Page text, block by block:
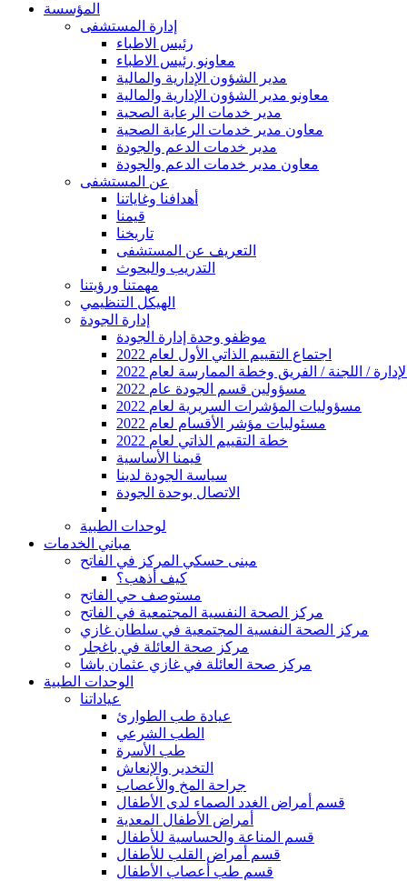
المؤسسة
إدارة المستشفى
رئيس الاطباء
معاونو رئيس الاطباء
مدير الشؤون الإدارية والمالية
معاونو مدير الشؤون الإدارية والمالية
مدير خدمات الرعاية الصحية
معاون مدير خدمات الرعاية الصحية
مدير خدمات الدعم والجودة
معاون مدير خدمات الدعم والجودة
عن المستشفى
أهدافنا وغاياتنا
قيمنا
تاريخنا
التعريف عن المستشفى
التدريب والبحوث
مهمتنا ورؤيتنا
الهيكل التنظيمي
إدارة الجودة
موظفو وحدة إدارة الجودة
2022 اجتماع التقييم الذاتي الأول لعام
/ اللجنة / الفريق وخطة الممارسة لعام 2022
2022 مسؤولين قسم الجودة عام
2022 مسؤوليات المؤشرات السريرية لعام
مسئوليات مؤشر الأقسام لعام 2022
2022 خطة التقييم الذاتي لعام
قيمنا الأساسية
سياسة الجودة لدينا
الاتصال بوحدة الجودة
لوحدات الطبية
مباني الخدمات
مبنى حسكي المركز في الفاتح
كيف أذهب؟
مستوصف حي الفاتح
مركز الصحة النفسية المجتمعية في الفاتح
مركز الصحة النفسية المجتمعية في سلطان غازي
مركز صحة العائلة في باغجلر
مركز صحة العائلة في غازي عثمان باشا
الوحدات الطبية
عياداتنا
عيادة طب الطوارئ
الطب الشرعي
طب الأسرة
التخدير والإنعاش
جراحة المخ والأعصاب
قسم أمراض الغدد الصماء لدى الأطفال
أمراض الأطفال المعدية
قسم المناعة والحساسية للأطفال
قسم أمراض القلب للأطفال
قسم طب أعصاب الأطفال